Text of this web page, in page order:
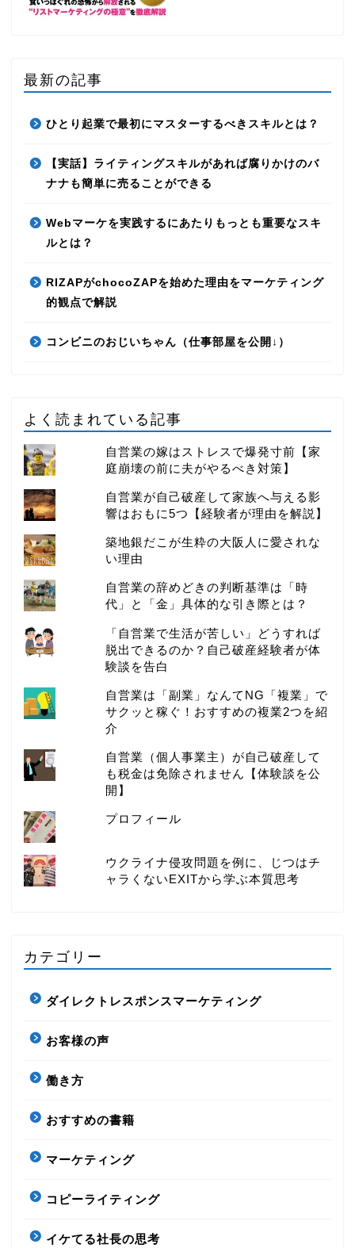
最新の記事
ひとり起業で最初にマスターするべきスキルとは？
【実話】ライティングスキルがあれば腐りかけのバ
ナナも簡単に売ることができる
Webマーケを実践するにあたりもっとも重要なスキ
ルとは？
RIZAPがchocoZAPを始めた理由をマーケティング
的観点で解説
コンビニのおじいちゃん（仕事部屋を公開↓）
よく読まれている記事
自営業の嫁はストレスで爆発寸前【家
庭崩壊の前に夫がやるべき対策】
自営業が自己破産して家族へ与える影
響はおもに5つ【経験者が理由を解説】
築地銀だこが生粋の大阪人に愛されな
い理由
自営業の辞めどきの判断基準は「時
代」と「金」具体的な引き際とは？
「自営業で生活が苦しい」どうすれば
脱出できるのか？自己破産経験者が体
験談を告白
自営業は「副業」なんてNG「複業」で
サクッと稼ぐ！おすすめの複業2つを紹
介
自営業（個人事業主）が自己破産して
も税金は免除されません【体験談を公
開】
プロフィール
ウクライナ侵攻問題を例に、じつはチ
ャラくないEXITから学ぶ本質思考
カテゴリー
ダイレクトレスポンスマーケティング
お客様の声
働き方
おすすめの書籍
マーケティング
コピーライティング
イケてる社長の思考